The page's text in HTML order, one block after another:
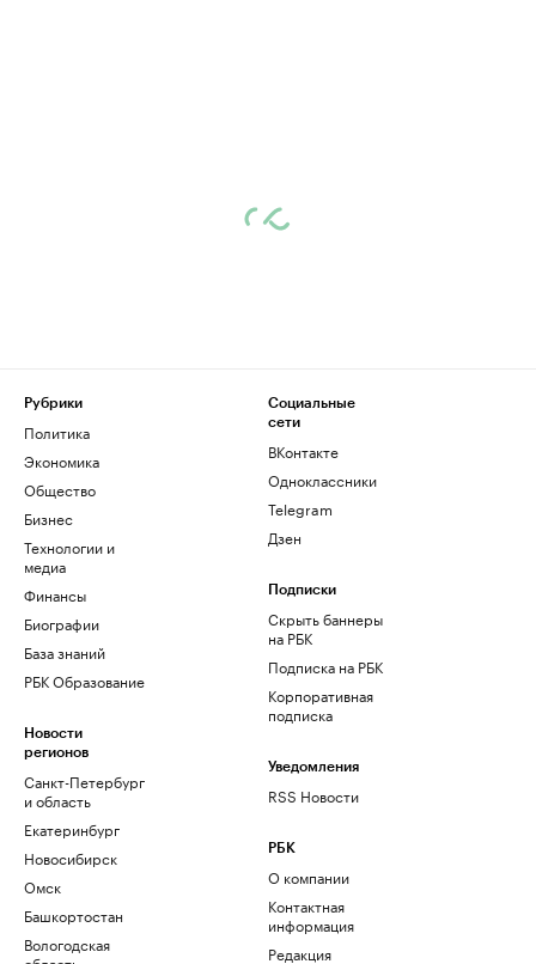
Рубрики
Политика
Экономика
Общество
Бизнес
Технологии и
медиа
Финансы
Биографии
База знаний
РБК Образование
Новости
регионов
Санкт-Петербург
и область
Екатеринбург
Новосибирск
Омск
Башкортостан
Вологодская
Социальные
сети
ВКонтакте
Одноклассники
Telegram
Дзен
Подписки
Скрыть баннеры
на РБК
Подписка на РБК
Корпоративная
подписка
Уведомления
RSS Новости
РБК
О компании
Контактная
информация
Редакция